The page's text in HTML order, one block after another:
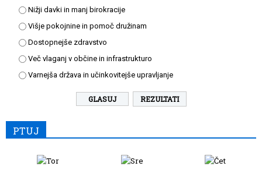
Nižji davki in manj birokracije
Višje pokojnine in pomoč družinam
Dostopnejše zdravstvo
Več vlaganj v občine in infrastrukturo
Varnejša država in učinkovitejše upravljanje
REZULTATI
PTUJ